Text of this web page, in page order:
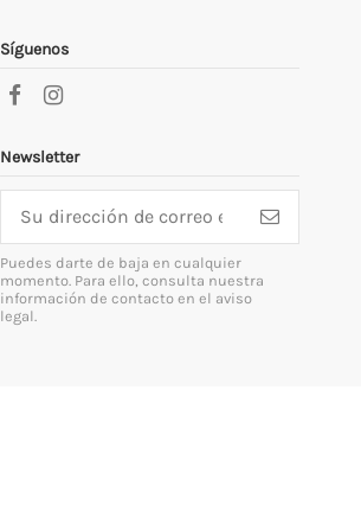
Síguenos
Newsletter
Puedes darte de baja en cualquier
momento. Para ello, consulta nuestra
información de contacto en el aviso
legal.